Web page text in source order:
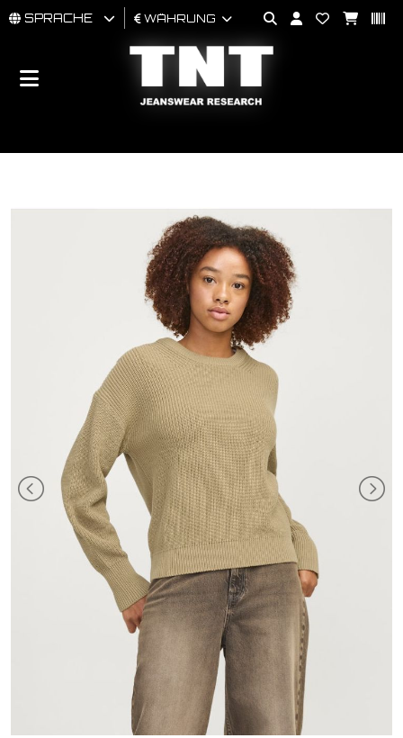
MÄNNER
BRAND
SPRACHE WÄHRUNG